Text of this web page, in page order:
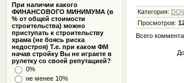
При наличии какого
ФИНАНСОВОГО МИНИМУМА (в
% от общей стоимости
строительства) можно
приступать к строительству
храма (не боясь риска
недостроя) Т.е. при каком ФМ
начав стройку Вы не играете в
рулетку со своей репутацией?
0%
не менее 10%
Категория:
Просмотров:
Всего